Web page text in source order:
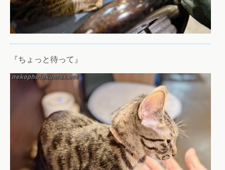
『ちょっと待って』